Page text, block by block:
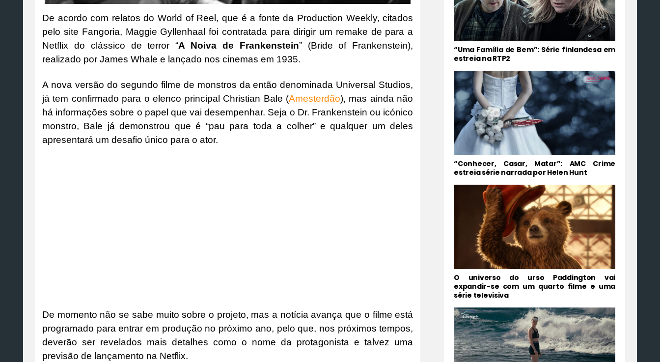
De acordo com relatos do World of Reel, que é a fonte da Production Weekly, citados
pelo site Fangoria, Maggie Gyllenhaal foi contratada para dirigir um remake de para a
Netflix do clássico de terror “A Noiva de Frankenstein” (Bride of Frankenstein),
realizado por James Whale e lançado nos cinemas em 1935.
A nova versão do segundo filme de monstros da então denominada Universal Studios,
já tem confirmado para o elenco principal Christian Bale (Amesterdão), mas ainda não
há informações sobre o papel que vai desempenhar. Seja o Dr. Frankenstein ou icónico
monstro, Bale já demonstrou que é “pau para toda a colher” e qualquer um deles
apresentará um desafio único para o ator.
De momento não se sabe muito sobre o projeto, mas a notícia avança que o filme está
programado para entrar em produção no próximo ano, pelo que, nos próximos tempos,
deverão ser revelados mais detalhes como o nome da protagonista e talvez uma
previsão de lançamento na Netflix.
“Uma Família de Bem”: Série finlandesa em
estreia na RTP2
“Conhecer, Casar, Matar”: AMC Crime
estreia série narrada por Helen Hunt
O universo do urso Paddington vai
expandir-se com um quarto filme e uma
série televisiva